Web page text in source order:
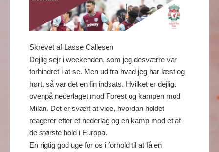
Skrevet af Lasse Callesen
Dejlig sejr i weekenden, som jeg desværre var
forhindret i at se. Men ud fra hvad jeg har læst og
hørt, så var det en fin indsats. Hvilket er dejligt
ovenpå nederlaget mod Forest og kampen mod
Milan. Det er svært at vide, hvordan holdet
reagerer efter et nederlag og en kamp mod et af
de største hold i Europa.
En rigtig god uge for os i forhold til at få en